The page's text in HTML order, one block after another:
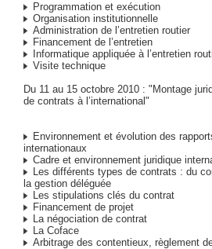
Programmation et exécution
Organisation institutionnelle
Administration de l’entretien routier
Financement de l’entretien
Informatique appliquée à l’entretien
Visite technique
Du 11 au 15 octobre 2010 : "Montage
de contrats à l’international"
Environnement et évolution des
internationaux
Cadre et environnement juridique
Les différents types de contrats : du
la gestion déléguée
Les stipulations clés du contrat
Financement de projet
La négociation de contrat
La Coface
Arbitrage des contentieux, règlement